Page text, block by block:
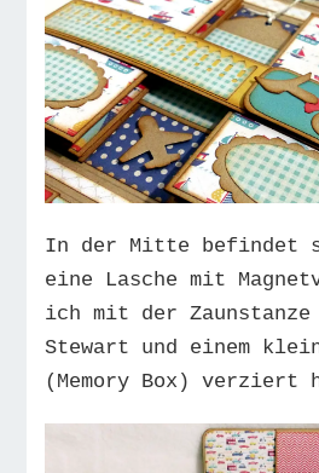
In der Mitte befindet
eine Lasche mit
ich mit der Zaunstanze
Stewart und einem
(Memory Box) verziert